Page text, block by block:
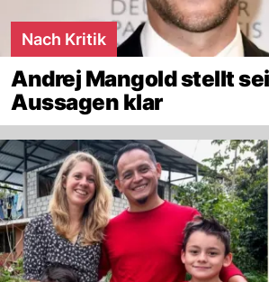
Nach Kritik
Andrej Mangold stellt
Aussagen klar